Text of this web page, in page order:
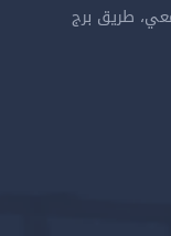
طريق برج